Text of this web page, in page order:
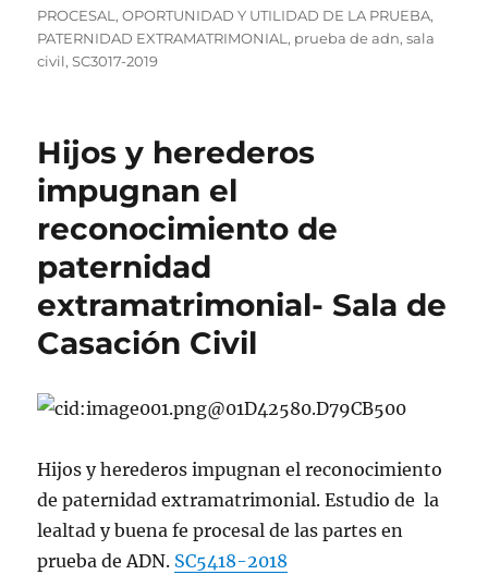
PROCESAL ,OPORTUNIDAD Y UTILIDAD DE LA PRUEBA,
PATERNIDAD EXTRAMATRIMONIAL , prueba de adn,sala
civil,SC3017-2019
Hijos y herederos
impugnan el
reconocimiento de
paternidad
extramatrimonial- Sala de
Casación Civil
Hijos y herederos impugnan el reconocimiento
de paternidad extramatrimonial. Estudio de la
lealtad y buena fe procesal de las partes en
prueba de ADN. SC5418-2018